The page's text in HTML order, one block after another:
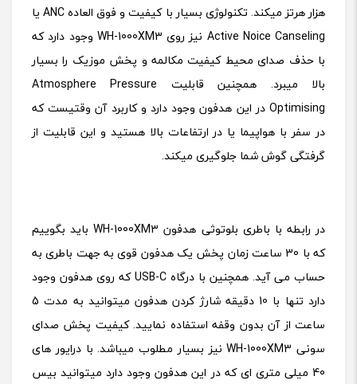
هزار هرتز میکند. تکنولوژی بسیار با کیفیت و فوق العاده ANC یا
Active Noice Canseling نیز روی WH-1000XM3 وجود دارد که
با حذف صدای محیط کیفیت مکالمه و پخش موزیک را بسیار
بالا میبرد. همچنین قابلیت Atmosphere Pressure
Optimising در این هدفون وجود دارد و کاربرد آن وقتیست که
در سفر با هواپیما یا در ارتفاعات بالا هستید و این قابلیت از
گرفتگی گوش شما جلوگیری میکند.
در رابطه با باطری بلوتوثی هدفون WH-1000XM3 باید بگوییم
که با 30 ساعت زمان پخش یک هدفون قوی به جهت باطری به
حساب می آید. همچنین با درگاه USB-C که روی هدفون وجود
دارد تنها با 10 دقیقه شارژ کردن هدفون میتوانید به مدت 5
ساعت از آن بدون وقفه استفاده نمایید. کیفیت پخش صدای
سونی WH-1000XM3 نیز بسیار مطلوب میباشد. با درایور های
40 میلی متری ای که در این هدفون وجود دارد میتوانید بیس